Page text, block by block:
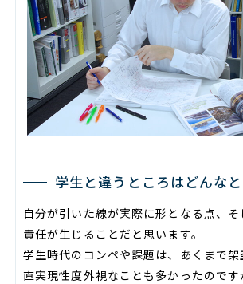
学生と違うところはどんなと
自分が引いた線が実際に形となる点、
責任が生じることだと思います。
学生時代のコンペや課題は、あくまで架
直実現性度外視なことも多かったので